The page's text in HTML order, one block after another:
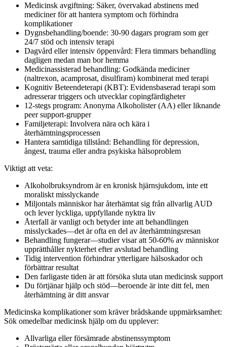
Medicinsk avgiftning: Säker, övervakad abstinens med
mediciner för att hantera symptom och förhindra
komplikationer
Dygnsbehandling/boende: 30-90 dagars program som ger
24/7 stöd och intensiv terapi
Dagvård eller intensiv öppenvård: Flera timmars behandling
dagligen medan man bor hemma
Medicinassisterad behandling: Godkända mediciner
(naltrexon, acamprosat, disulfiram) kombinerat med terapi
Kognitiv Beteendeterapi (KBT): Evidensbaserad terapi som
adresserar triggers och utvecklar copingfärdigheter
12-stegs program: Anonyma Alkoholister (AA) eller liknande
peer support-grupper
Familjeterapi: Involvera nära och kära i
återhämtningsprocessen
Hantera samtidiga tillstånd: Behandling för depression,
ångest, trauma eller andra psykiska hälsoproblem
Viktigt att veta:
Alkoholbruksyndrom är en kronisk hjärnsjukdom, inte ett
moraliskt misslyckande
Miljontals människor har återhämtat sig från allvarlig AUD
och lever lyckliga, uppfyllande nyktra liv
Återfall är vanligt och betyder inte att behandlingen
misslyckades—det är ofta en del av återhämtningsresan
Behandling fungerar—studier visar att 50-60% av människor
upprätthåller nykterhet efter avslutad behandling
Tidig intervention förhindrar ytterligare hälsoskador och
förbättrar resultat
Den farligaste tiden är att försöka sluta utan medicinsk support
Du förtjänar hjälp och stöd—beroende är inte ditt fel, men
återhämtning är ditt ansvar
Medicinska komplikationer som kräver brådskande uppmärksamhet:
Sök omedelbar medicinsk hjälp om du upplever:
Allvarliga eller försämrade abstinenssymptom